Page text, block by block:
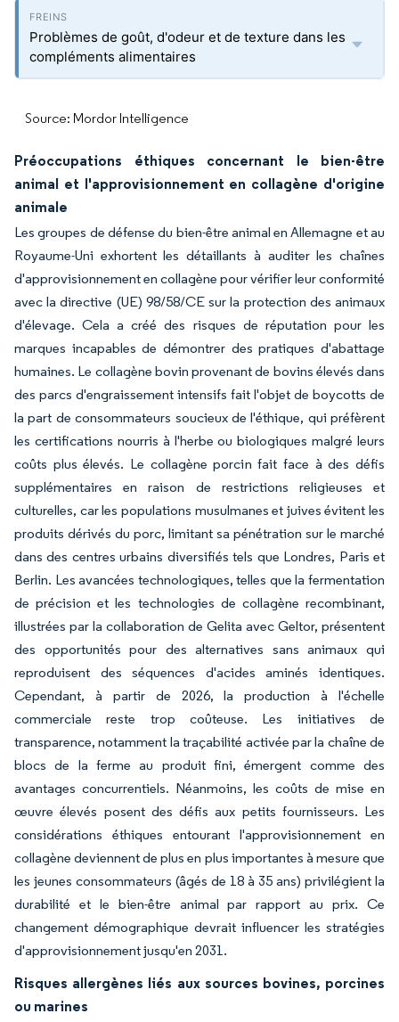
Problèmes de goût, d'odeur et de texture dans les
compléments alimentaires
Source: Mordor Intelligence
Préoccupations éthiques concernant le bien-être
animal et l'approvisionnement en collagène d'origine
animale
Les groupes de défense du bien-être animal en Allemagne et au
Royaume-Uni exhortent les détaillants à auditer les chaînes
d'approvisionnement en collagène pour vérifier leur conformité
avec la directive (UE) 98/58/CE sur la protection des animaux
d'élevage. Cela a créé des risques de réputation pour les
marques incapables de démontrer des pratiques d'abattage
humaines. Le collagène bovin provenant de bovins élevés dans
des parcs d'engraissement intensifs fait l'objet de boycotts de
la part de consommateurs soucieux de l'éthique, qui préfèrent
les certifications nourris à l'herbe ou biologiques malgré leurs
coûts plus élevés. Le collagène porcin fait face à des défis
supplémentaires en raison de restrictions religieuses et
culturelles, car les populations musulmanes et juives évitent les
produits dérivés du porc, limitant sa pénétration sur le marché
dans des centres urbains diversifiés tels que Londres, Paris et
Berlin. Les avancées technologiques, telles que la fermentation
de précision et les technologies de collagène recombinant,
illustrées par la collaboration de Gelita avec Geltor, présentent
des opportunités pour des alternatives sans animaux qui
reproduisent des séquences d'acides aminés identiques.
Cependant, à partir de 2026, la production à l'échelle
commerciale reste trop coûteuse. Les initiatives de
transparence, notamment la traçabilité activée par la chaîne de
blocs de la ferme au produit fini, émergent comme des
avantages concurrentiels. Néanmoins, les coûts de mise en
œuvre élevés posent des défis aux petits fournisseurs. Les
considérations éthiques entourant l'approvisionnement en
collagène deviennent de plus en plus importantes à mesure que
les jeunes consommateurs (âgés de 18 à 35 ans) privilégient la
durabilité et le bien-être animal par rapport au prix. Ce
changement démographique devrait influencer les stratégies
d'approvisionnement jusqu'en 2031.
Risques allergènes liés aux sources bovines, porcines
ou marines